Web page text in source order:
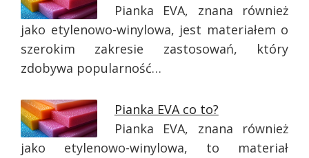
Pianka EVA, znana również
jako etylenowo-winylowa, jest materiałem o
szerokim zakresie zastosowań, który
zdobywa popularność…
Pianka EVA co to?
Pianka EVA, znana również
jako etylenowo-winylowa, to materiał